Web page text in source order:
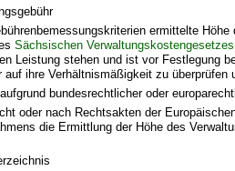
ermittelte
Sächsischen Verwaltungskostengesetzes
Leistung stehen und ist vor Festlegung
auf ihre Verhältnismäßigkeit zu überprüfen
bundesrechtlicher oder
oder nach Rechtsakten der
die Ermittlung der Höhe des